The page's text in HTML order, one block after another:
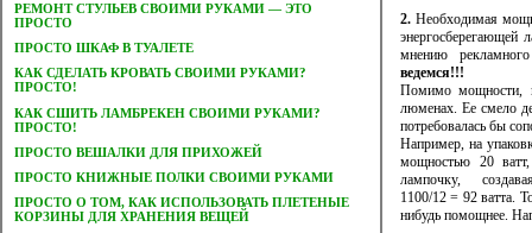
РЕМОНТ СТУЛЬЕВ СВОИМИ РУКАМИ — ЭТО
ПРОСТО
ПРОСТО ШКАФ В ТУАЛЕТЕ
КАК СДЕЛАТЬ КРОВАТЬ СВОИМИ РУКАМИ?
ПРОСТО!
КАК СШИТЬ ЛАМБРЕКЕН СВОИМИ РУКАМИ?
ПРОСТО!
ПРОСТО ВЕШАЛКИ ДЛЯ ПРИХОЖЕЙ
ПРОСТО КНИЖНЫЕ ПОЛКИ СВОИМИ РУКАМИ
ПРОСТО О ТОМ, КАК ИСПОЛЬЗОВАТЬ ПЛЕТЕНЫЕ
КОРЗИНЫ ДЛЯ ХРАНЕНИЯ ВЕЩЕЙ
2. Необходимая
энергосберегающей
мнению
ведемся!!!
Помимо мощности,
люменах. Ее смело
потребовалась бы
Например, на
мощностью 20
лампочку,
1100/12 = 92 ватта.
нибудь помощнее.